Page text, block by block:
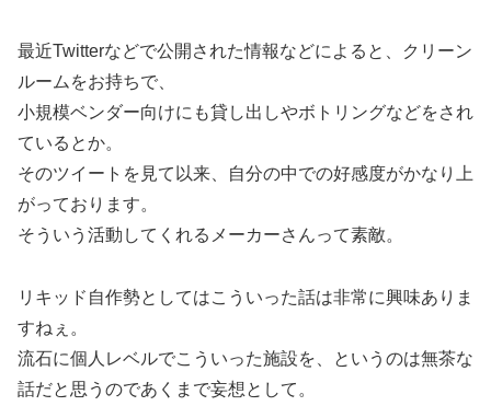
最近Twitterなどで公開された情報などによると、クリーン
ルームをお持ちで、
小規模ベンダー向けにも貸し出しやボトリングなどをされ
ているとか。
そのツイートを見て以来、自分の中での好感度がかなり上
がっております。
そういう活動してくれるメーカーさんって素敵。
リキッド自作勢としてはこういった話は非常に興味ありま
すねぇ。
流石に個人レベルでこういった施設を、というのは無茶な
話だと思うのであくまで妄想として。